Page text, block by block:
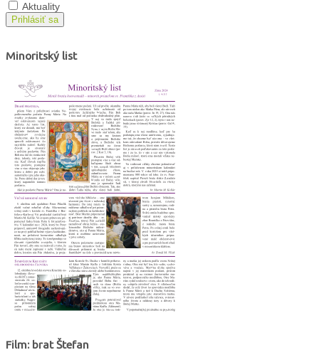
Aktuality
Prihlásiť sa
Minoritský list
Film: brat Štefan